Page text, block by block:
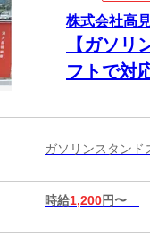
株式会社高
【ガソ
フトで対
ガソリンスタン
時給1,200円〜